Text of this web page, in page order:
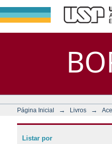
Página Inicial → Livros →
Listar por